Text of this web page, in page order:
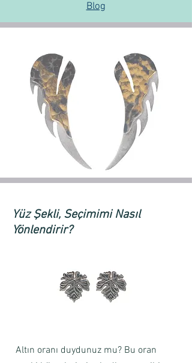
Blog
Yüz Şekli, Seçimimi Nasıl
Yönlendirir?
Altın oranı duydunuz mu? Bu oran